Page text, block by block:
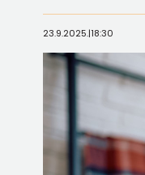
23.9.2025.|18:30